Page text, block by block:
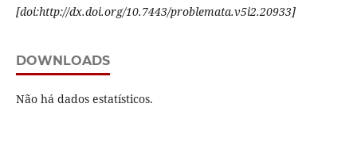
[doi:http://dx.doi.org/10.7443/problemata.v5i2.20933]
DOWNLOADS
Não há dados estatísticos.